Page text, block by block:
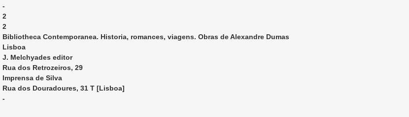
-
2
2
Bibliotheca Contemporanea. Historia, romances, viagens. Obras de Alexandre Dumas
Lisboa
J. Melchyades editor
Rua dos Retrozeiros, 29
Imprensa de Silva
Rua dos Douradoures, 31 T [Lisboa]
-